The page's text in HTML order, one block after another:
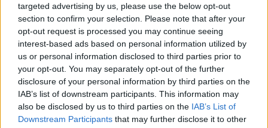
targeted advertising by us, please use the below opt-out
section to confirm your selection. Please note that after your
opt-out request is processed you may continue seeing
interest-based ads based on personal information utilized by
us or personal information disclosed to third parties prior to
your opt-out. You may separately opt-out of the further
disclosure of your personal information by third parties on the
IAB’s list of downstream participants. This information may
also be disclosed by us to third parties on the IAB’s List of
Downstream Participants that may further disclose it to other
НАЈЧИТАНИ ВО ПОСЛЕДНИ 7 ДЕНА
Ахмети кажа што го мачи:
СЛУШАМ, САКААТ ДА СЕ СУДИ
ЗА ВОЕНИТЕ ЗЛОСТРОСТВА НА
УЧК...
ИСТОРИСКО ОБЕДИНУВАЊЕ НА
МАКЕДОНЦИТЕ ВО СРБИЈА:
ФОРМИРАН МАКЕДОНСКИОТ
НАЦИОНАЛЕН СОЈУЗ
УЛЦИЊ Е АЛБАНСКИ, ЌЕ ГО